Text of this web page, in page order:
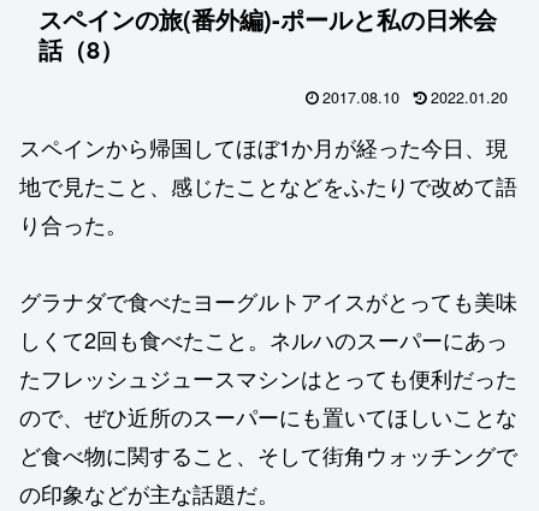
スペインの旅(番外編)-ポールと私の日米会
話（8）
2017.08.10 2022.01.20
スペインから帰国してほぼ1か月が経った今日、現
地で見たこと、感じたことなどをふたりで改めて語
り合った。
グラナダで食べたヨーグルトアイスがとっても美味
しくて2回も食べたこと。ネルハのスーパーにあっ
たフレッシュジュースマシンはとっても便利だった
ので、ぜひ近所のスーパーにも置いてほしいことな
ど食べ物に関すること、そして街角ウォッチングで
の印象などが主な話題だ。